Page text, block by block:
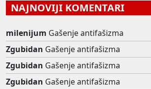
NAJNOVIJI KOMENTARI
milenijum Gašenje antifašizma
Zgubidan Gašenje antifašizma
Zgubidan Gašenje antifašizma
Zgubidan Gašenje antifašizma